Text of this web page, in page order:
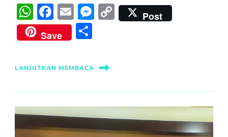
WhatsApp
Facebook
EmailMessenger
Copy
Link
Post
Save
LANJUTKAN MEMBACA